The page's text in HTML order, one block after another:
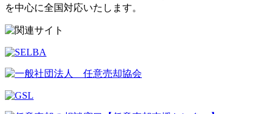
を中心に全国対応いたします。